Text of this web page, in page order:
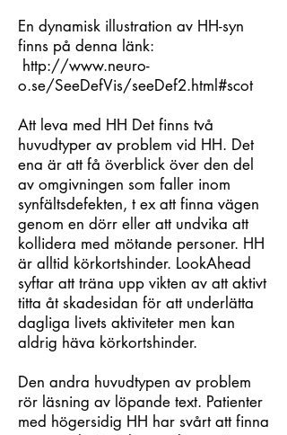
En dynamisk illustration av HH-syn
finns på denna länk:
http://www.neuro-
o.se/SeeDefVis/seeDef2.html#scot
Att leva med HH Det finns två
huvudtyper av problem vid HH. Det
ena är att få överblick över den del
av omgivningen som faller inom
synfältsdefekten, t ex att finna vägen
genom en dörr eller att undvika att
kollidera med mötande personer. HH
är alltid körkortshinder. LookAhead
syftar att träna upp vikten av att aktivt
titta åt skadesidan för att underlätta
dagliga livets aktiviteter men kan
aldrig häva körkortshinder.
Den andra huvudtypen av problem
rör läsning av löpande text. Patienter
med högersidig HH har svårt att finna